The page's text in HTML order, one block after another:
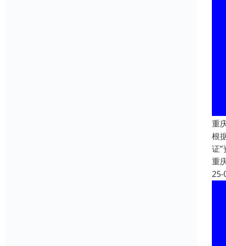
重
根
证
重
25-